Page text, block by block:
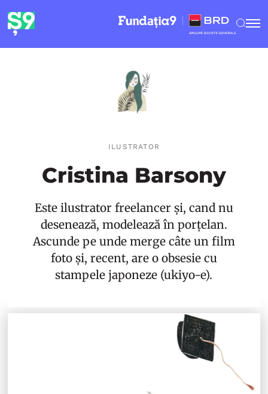
ILUSTRATOR
Cristina Barsony
Este ilustrator freelancer și, cand nu
desenează, modelează în porțelan.
Ascunde pe unde merge câte un film
foto și, recent, are o obsesie cu
stampele japoneze (ukiyo-e).